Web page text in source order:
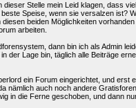
dieser Stelle mein Leid klagen, dass
Speise, wenn sie versalzen ist?
diesen beiden Möglichkeiten
arbeiten.
dann bin ich als Admin
der Lage bin, täglich alle Beiträge
ein Forum eingerichtet, und
nämlich auch noch andere
in die Ferne geschoben, und dann